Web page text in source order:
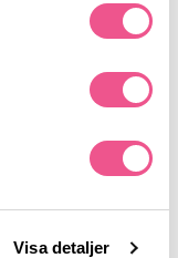
Visa detaljer